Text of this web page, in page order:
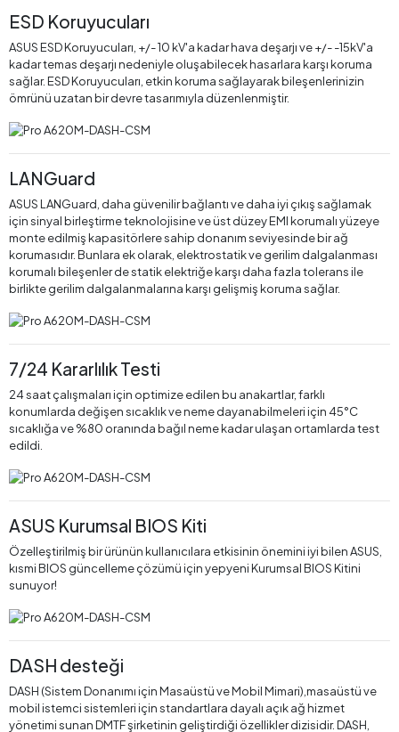
ESD Koruyucuları
ASUS ESD Koruyucuları, +/- 10 kV'a kadar hava deşarjı ve +/- -15kV'a
kadar temas deşarjı nedeniyle oluşabilecek hasarlara karşı koruma
sağlar. ESD Koruyucuları, etkin koruma sağlayarak bileşenlerinizin
ömrünü uzatan bir devre tasarımıyla düzenlenmiştir.
LANGuard
ASUS LANGuard, daha güvenilir bağlantı ve daha iyi çıkış sağlamak
için sinyal birleştirme teknolojisine ve üst düzey EMI korumalı yüzeye
monte edilmiş kapasitörlere sahip donanım seviyesinde bir ağ
korumasıdır. Bunlara ek olarak, elektrostatik ve gerilim dalgalanması
korumalı bileşenler de statik elektriğe karşı daha fazla tolerans ile
birlikte gerilim dalgalanmalarına karşı gelişmiş koruma sağlar.
7/24 Kararlılık Testi
24 saat çalışmaları için optimize edilen bu anakartlar, farklı
konumlarda değişen sıcaklık ve neme dayanabilmeleri için 45°C
sıcaklığa ve %80 oranında bağıl neme kadar ulaşan ortamlarda test
edildi.
ASUS Kurumsal BIOS Kiti
Özelleştirilmiş bir ürünün kullanıcılara etkisinin önemini iyi bilen ASUS,
kısmi BIOS güncelleme çözümü için yepyeni Kurumsal BIOS Kitini
sunuyor!
DASH desteği
DASH (Sistem Donanımı için Masaüstü ve Mobil Mimari),masaüstü ve
mobil istemci sistemleri için standartlara dayalı açık ağ hizmet
yönetimi sunan DMTF şirketinin geliştirdiği özellikler dizisidir. DASH,